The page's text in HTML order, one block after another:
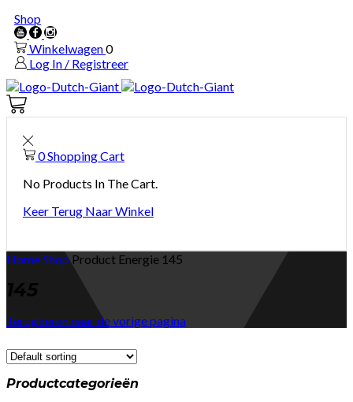
Shop
Youtube
Facebook
Instagram
Winkelwagen0
Log In / Registreer
0Shopping Cart
No Products In The Cart.
Keer Terug Naar Winkel
HomeShop Product Energie 145
145
Terugkeren naar de vorige pagina
Productcategorieën